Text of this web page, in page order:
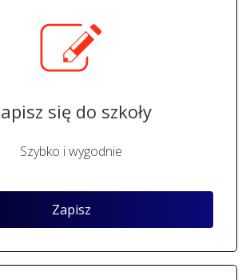
się do szkoły
Szybko i wygodnie
Zapisz